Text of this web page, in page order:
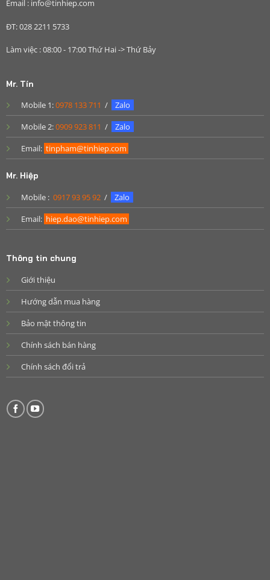
Email : info@tinhiep.com
ĐT: 028 2211 5733
Làm việc : 08:00 - 17:00 Thứ Hai -> Thứ Bảy
Mr. Tín
Mobile 1:0978 133 711 /
Zalo
Mobile 2:0909 923 811 /
Zalo
Email: tinpham@tinhiep.com
Mr. Hiệp
Mobile : 0917 93 95 92/
Zalo
Email: hiep.dao@tinhiep.com
Thông tin chung
Giới thiệu
Hướng dẫn mua hàng
Bảo mật thông tin
Chính sách bán hàng
Chính sách đổi trả